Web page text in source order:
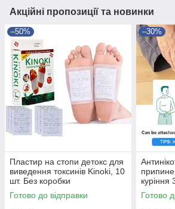
Акційні пропозиції та новинки
–50%
Пластир на стопи детокс для
виведення токсинів Kinoki, 10
шт. Без коробки
Готово до відправки
–30%
куріння
Декабри)
Готово